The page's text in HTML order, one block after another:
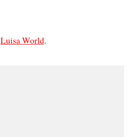
Luisa World.